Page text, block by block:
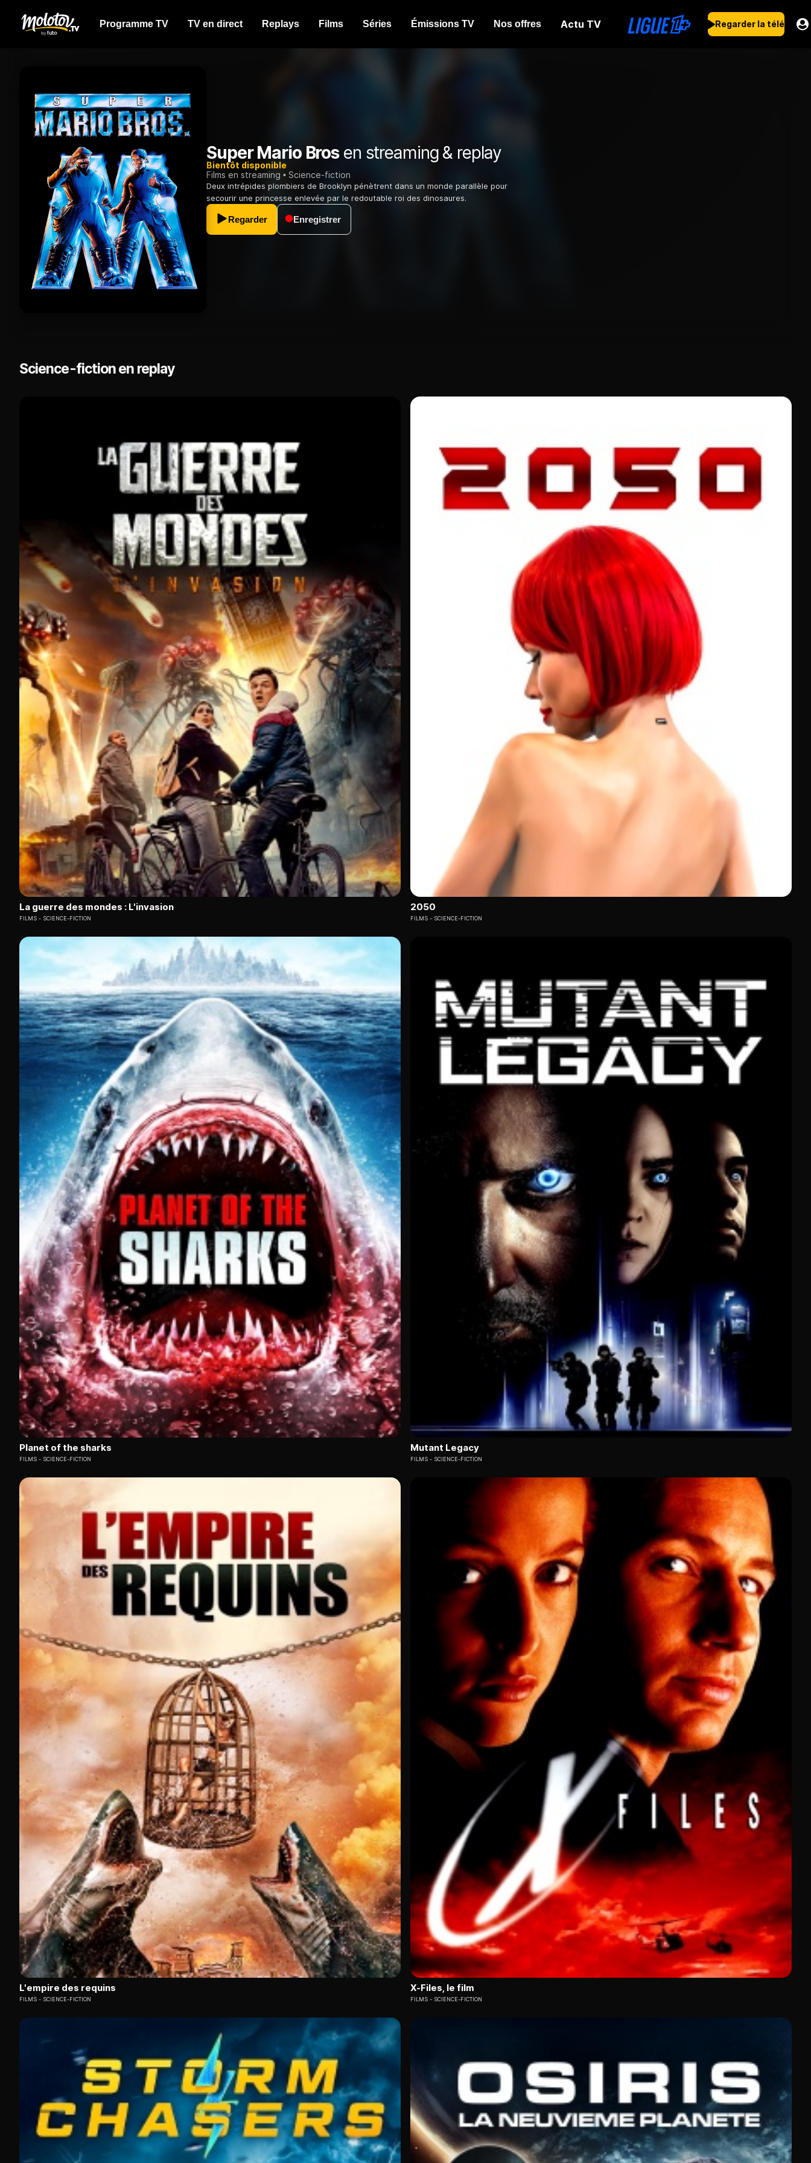
Programme TV TV en direct Replays Films Séries Émissions TV Nos offres Actu TV Regarder la télé
Super Mario Brosen streaming & replay
Bientôt disponible
Films en streaming
Science-fiction
Deux intrépides plombiers de Brooklyn pénètrent dans un monde parallèle pour
secourir une princesse enlevée par le redoutable roi des dinosaures.
Regarder Enregistrer
Science-fiction en replay
La guerre des mondes : L'invasion
FILMS SCIENCE-FICTION
2050
FILMS SCIENCE-FICTION
Planet of the sharks
FILMS SCIENCE-FICTION
Mutant Legacy
FILMS SCIENCE-FICTION
L'empire des requins
FILMS SCIENCE-FICTION
X-Files, le film
FILMS SCIENCE-FICTION